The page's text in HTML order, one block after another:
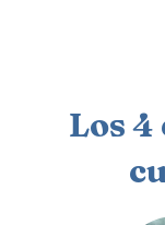
Los 4